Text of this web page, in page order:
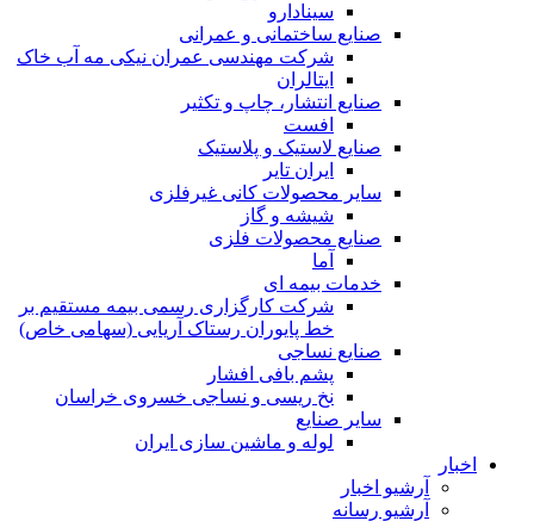
سینادارو
صنایع ساختمانی و عمرانی
شرکت مهندسی عمران نیکی مه آب خاک
ایتالران
صنایع انتشار، چاپ و تکثير
افست
صنایع لاستیک و پلاستیک
ایران تایر
ساير محصولات كانی غيرفلزی
شیشه و گاز
صنایع محصولات فلزی
آما
خدمات بیمه ای
شرکت کارگزاری رسمی بیمه مستقیم بر
خط پایوران رستاک آریایی (سهامی خاص)
صنایع نساجی
پشم بافی افشار
نخ ریسی و نساجی خسروی خراسان
سایر صنایع
لوله و ماشین سازی ایران
اخبار
آرشیو اخبار
آرشیو رسانه